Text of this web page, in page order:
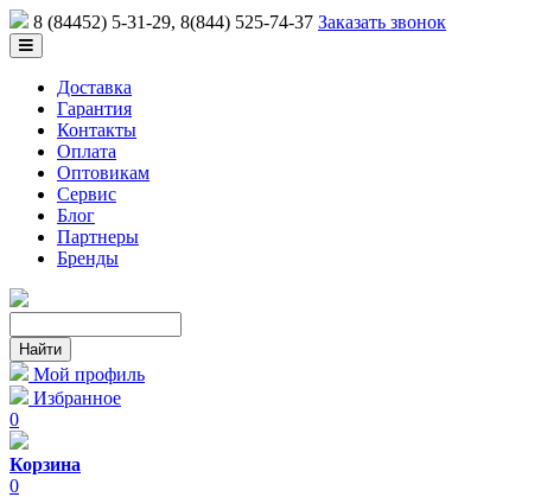
8 (84452) 5-31-29, 8(844) 525-74-37 Заказать звонок
Доставка
Гарантия
Контакты
Оплата
Оптовикам
Сервис
Блог
Партнеры
Бренды
Мой профиль
Избранное
0
Корзина
0